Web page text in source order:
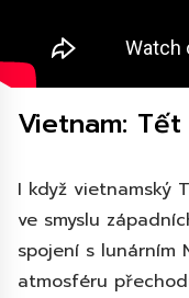
Vietnam:
I když vietnamský
ve smyslu
spojení s lunárním
atmosféru